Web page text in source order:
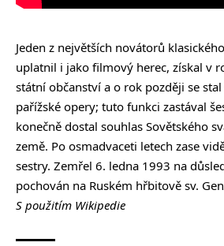
Jeden z největších novátorů
uplatnil i jako filmový herec, získal v
státní občanství a o rok později se
pařížské opery; tuto funkci zastával
konečně dostal souhlas Sovětského
země. Po osmadvaceti letech zase
sestry. Zemřel 6. ledna 1993 na
pochován na Ruském hřbitově sv.
S použitím Wikipedie